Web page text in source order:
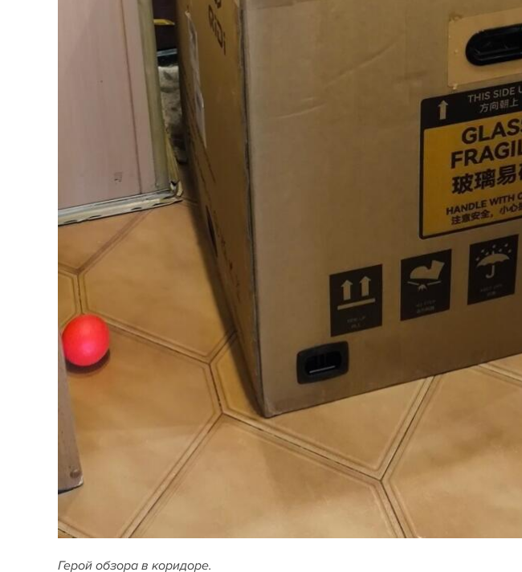
Герой обзора в коридоре.